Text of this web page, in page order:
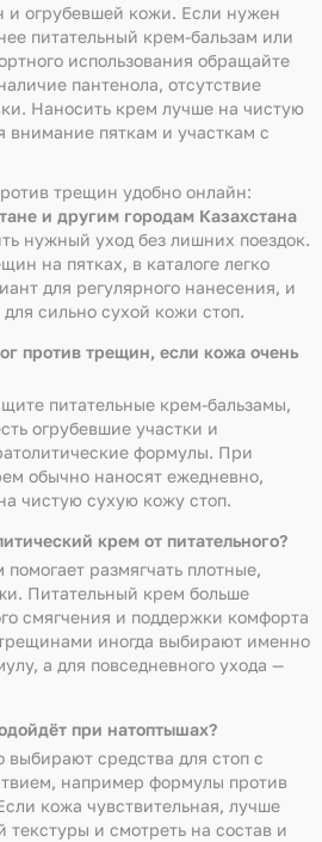
и огрубевшей кожи. Если нужен
питательный крем-бальзам или
использования обращайте
пантенола, отсутствие
Наносить крем лучше на чистую
внимание пяткам и участкам с
трещин удобно онлайн:
и другим городам Казахстана
нужный уход без лишних поездок.
на пятках, в каталоге легко
для регулярного нанесения, и
сильно сухой кожи стоп.
против трещин, если кожа очень
питательные крем-бальзамы,
огрубевшие участки и
формулы. При
обычно наносят ежедневно,
чистую сухую кожу стоп.
крем от питательного?
размягчать плотные,
Питательный крем больше
смягчения и поддержки комфорта
иногда выбирают именно
а для повседневного ухода —
при натоптышах?
средства для стоп с
например формулы против
кожа чувствительная, лучше
текстуры и смотреть на состав и